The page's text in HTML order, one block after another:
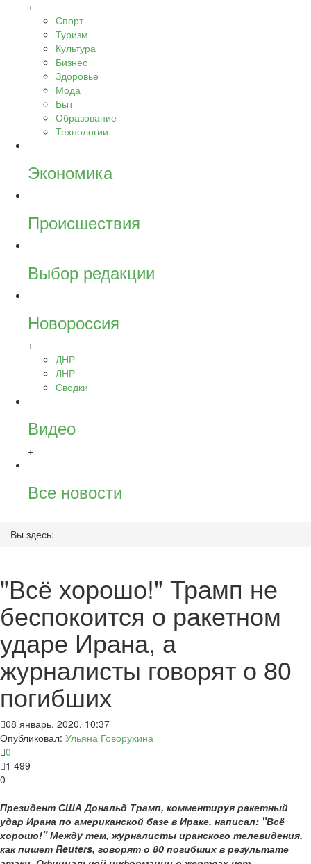
+
Спорт
Туризм
Культура
Бизнес
Здоровье
Мода
Быт
Образование
Технологии
Экономика
Происшествия
Выбор редакции
Новороссия
+
ДНР
ЛНР
Сводки
Видео
+
Все новости
Вы здесь:
"Всё хорошо!" Трамп не
беспокоится о ракетном
ударе Ирана, а
журналисты говорят о 80
погибших
08 январь, 2020, 10:37
Опубликовал: Ульяна Говорухина
0
1 499
0
Президент США Дональд Трамп, комментируя ракетный
удар Ирана по американской базе в Ираке, написал: "Всё
хорошо!" Между тем, журналисты иранского телевидения,
как пишет Reuters, говорят о 80 погибших в результате